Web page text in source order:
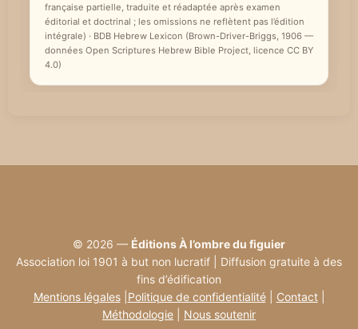
française partielle, traduite et réadaptée après examen
éditorial et doctrinal ; les omissions ne reflètent pas l’édition
intégrale) · BDB Hebrew Lexicon (Brown-Driver-Briggs, 1906 —
données Open Scriptures Hebrew Bible Project, licence CC BY
4.0)
© 2026 — Éditions À l’ombre du figuier
Association loi 1901 à but non lucratif | Diffusion gratuite à des
fins d’édification
Mentions légales| Politique de confidentialité| Contact|
Méthodologie
Nous soutenir